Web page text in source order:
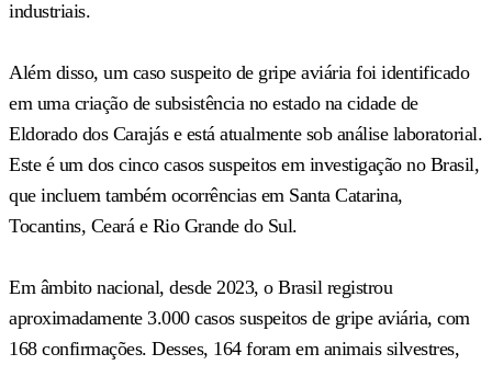
industriais.
Além disso, um caso suspeito de gripe aviária foi identificado
em uma criação de subsistência no estado na cidade de
Eldorado dos Carajás e está atualmente sob análise laboratorial.
Este é um dos cinco casos suspeitos em investigação no Brasil,
que incluem também ocorrências em Santa Catarina,
Tocantins, Ceará e Rio Grande do Sul.
Em âmbito nacional, desde 2023, o Brasil registrou
aproximadamente 3.000 casos suspeitos de gripe aviária, com
168 confirmações. Desses, 164 foram em animais silvestres,